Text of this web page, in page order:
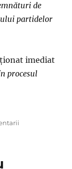
de
partidelor
imediat
procesul